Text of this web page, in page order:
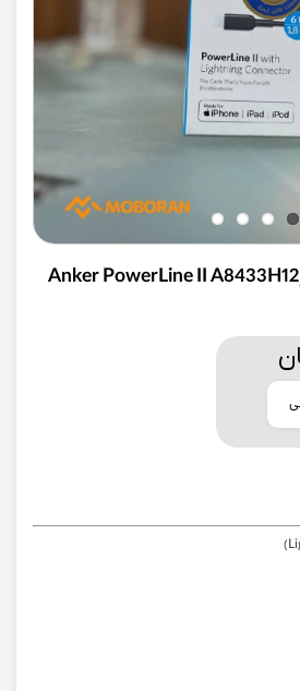
کابل آیفونی فست شارژ Anker PowerLine II A8433H12